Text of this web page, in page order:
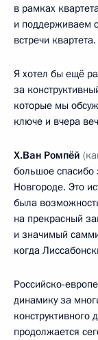
в рамках
и поддерживаем
встречи квартета.
Я хотел бы ещё
за
которые мы
ключе и вчера
Х.Ван Ромпёй
большое спасибо
Новгороде. Это
была
на прекрасный
и значимый
когда
Российско-
динамику за
конструктивного
продолжается